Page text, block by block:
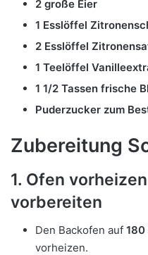
2 große Eier
1 Esslöffel
2 Esslöffel
1 Teelöffel
1 1/2 Tassen frische
Puderzucker zum
Zubereitung
1. Ofen
vorbereiten
Den Backofen auf 180
vorheizen.